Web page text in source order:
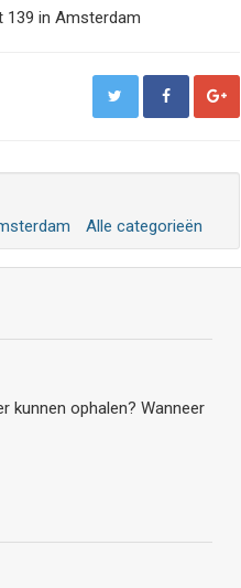
139 in Amsterdam
Alle categorieën
kunnen ophalen? Wanneer